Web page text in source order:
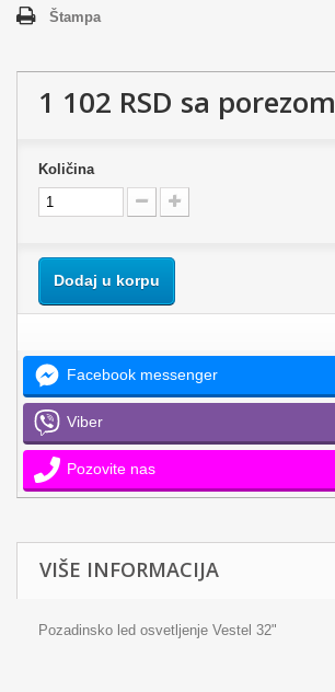
Štampa
1 102 RSD sa porezom
Količina
Dodaj u korpu
Facebook messenger
Viber
Pozovite nas
VIŠE INFORMACIJA
Pozadinsko led osvetljenje Vestel 32"